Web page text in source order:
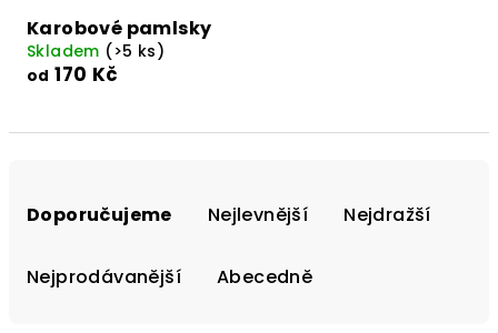
Karobové pamlsky
Skladem (>5 ks)
od 170 Kč
Doporučujeme Nejlevnější Nejdražší
Nejprodávanější Abecedně